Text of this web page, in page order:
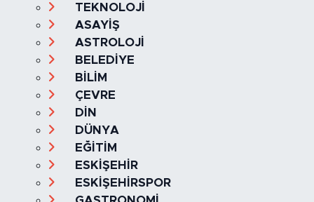
TEKNOLOJİ
ASAYİŞ
ASTROLOJİ
BELEDİYE
BİLİM
ÇEVRE
DİN
DÜNYA
EĞİTİM
ESKİŞEHİR
ESKİŞEHİRSPOR